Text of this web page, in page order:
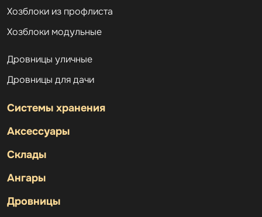
Хозблоки из профлиста
Хозблоки модульные
Дровницы уличные
Дровницы для дачи
Системы хранения
Аксессуары
Склады
Ангары
Дровницы